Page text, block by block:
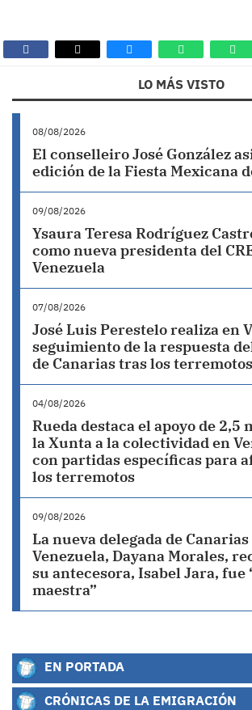
LO MÁS VISTO
08/08/2026
El conselleiro José González
edición de la Fiesta Mexicana
09/08/2026
Ysaura Teresa Rodríguez
como nueva presidenta del
Venezuela
07/08/2026
José Luis Perestelo realiza en
seguimiento de la respuesta
de Canarias tras los terremotos
04/08/2026
Rueda destaca el apoyo de 2,5
la Xunta a la colectividad en
con partidas específicas para
los terremotos
09/08/2026
La nueva delegada de
Venezuela, Dayana Morales,
su antecesora, Isabel Jara, fue
maestra”
EN PORTADA
CRÓNICAS DE LA EMIGRACIÓN